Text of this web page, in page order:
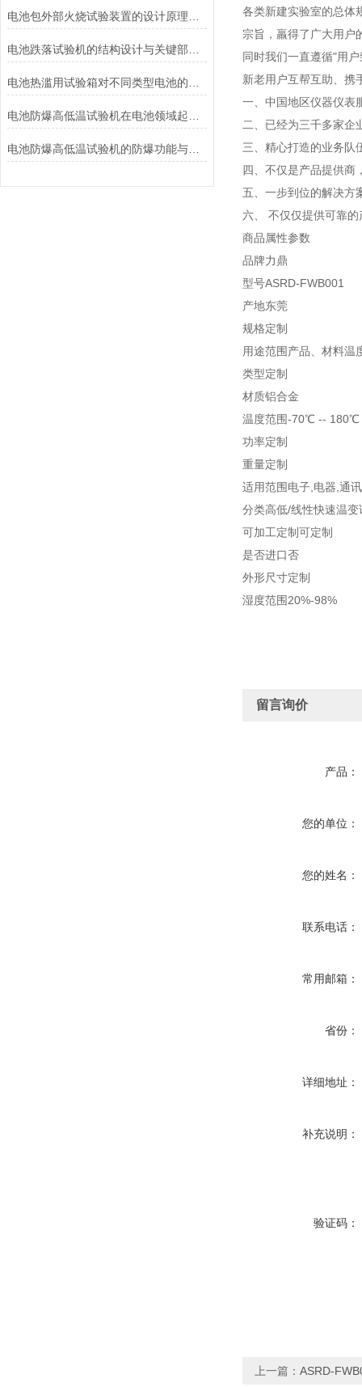
电池防爆高低温试验机的防爆功能与安全保障说明
各类新建实验室的总体
宗旨，羸得了广大用户
同时我们一直遵循"用
新老用户互帮互助、携
一、中国地区仪器仪表
二、已经为三千多家企
三、精心打造的业务队
四、不仅是产品提供商
五、一步到位的解决方
六、 不仅仅提供可靠
商品属性参数
品牌力鼎
型号ASRD-FWB001
产地东莞
规格定制
用途范围产品、材料温
类型定制
材质铝合金
温度范围-70℃ -- 180℃
功率定制
重量定制
适用范围电子,电器,通
分类高低/线性快速温变
可加工定制可定制
是否进口否
外形尺寸定制
湿度范围20%-98%
留言询价
产品：
您的单位：
您的姓名：
联系电话：
常用邮箱：
省份：
详细地址：
补充说明：
验证码：
上一篇： ASRD-